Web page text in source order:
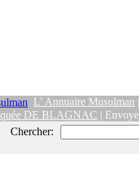
L' Annuaire Musulman
DE BLAGNAC |
Chercher: